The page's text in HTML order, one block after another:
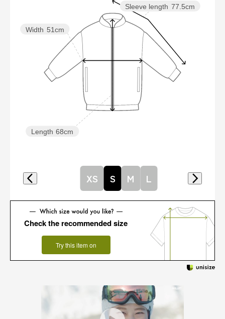
Sleeve length 77.5cm
Length 68cm
Width 51cm
XS S M L
Check the recommended size
Try this item on